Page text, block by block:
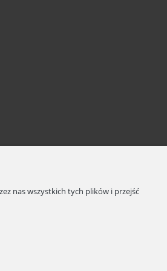
nas wszystkich tych plików i przejść